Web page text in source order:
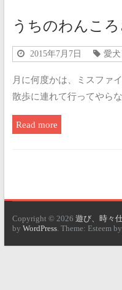
うちのわんこ
2015年7月7日 愛犬
月に何度かは、ミスファ
散歩に連れて行ってやら
Read more
Copyright © 2026 遊び、時々
by WordPress. Theme: Esteem by